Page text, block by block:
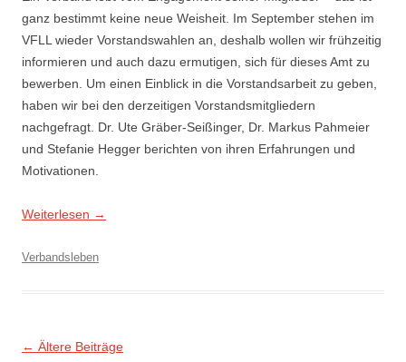
ganz bestimmt keine neue Weisheit. Im September stehen im
VFLL wieder Vorstandswahlen an, deshalb wollen wir frühzeitig
informieren und auch dazu ermutigen, sich für dieses Amt zu
bewerben. Um einen Einblick in die Vorstandsarbeit zu geben,
haben wir bei den derzeitigen Vorstandsmitgliedern
nachgefragt. Dr. Ute Gräber-Seißinger, Dr. Markus Pahmeier
und Stefanie Hegger berichten von ihren Erfahrungen und
Motivationen.
Weiterlesen →
Verbandsleben
Beitragsnavigation
← Ältere Beiträge